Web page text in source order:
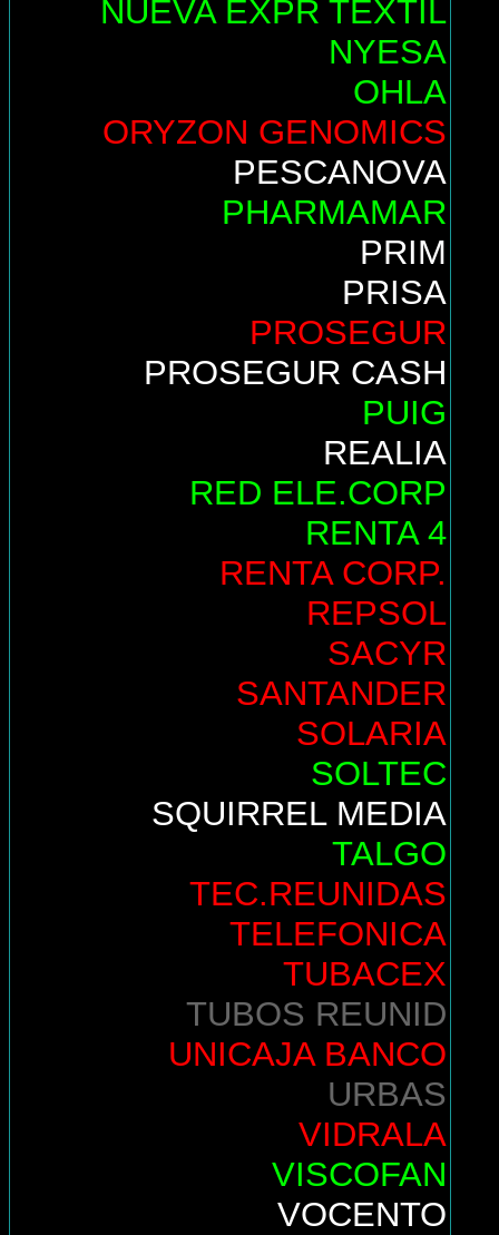
NUEVA EXPR TEXTIL
NYESA
OHLA
ORYZON GENOMICS
PESCANOVA
PHARMAMAR
PRIM
PRISA
PROSEGUR
PROSEGUR CASH
PUIG
REALIA
RED ELE.CORP
RENTA 4
RENTA CORP.
REPSOL
SACYR
SANTANDER
SOLARIA
SOLTEC
SQUIRREL MEDIA
TALGO
TEC.REUNIDAS
TELEFONICA
TUBACEX
TUBOS REUNID
UNICAJA BANCO
URBAS
VIDRALA
VISCOFAN
VOCENTO